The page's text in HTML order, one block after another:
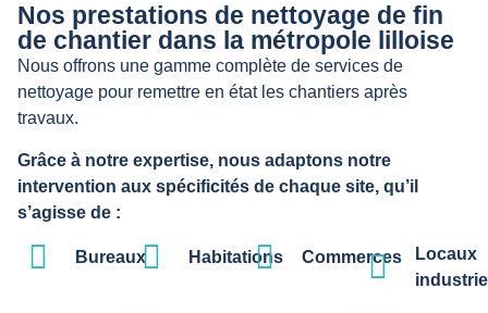
Nos prestations de nettoyage de fin
de chantier dans la métropole lilloise
Nous offrons une gamme complète de services de
nettoyage pour remettre en état les chantiers après
travaux.
Grâce à notre expertise, nous adaptons notre
intervention aux spécificités de chaque site, qu’il
s’agisse de :
Bureaux Habitations Commerces
Locaux